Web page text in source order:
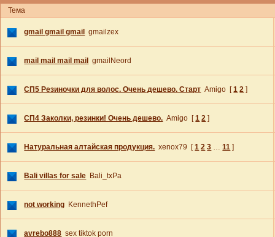
Тема
gmail gmail gmail gmailzex
mail mail mail mail gmailNeord
СП5 Резиночки для волос. Очень дешево. Старт Amigo [ 1 2 ]
СП4 Заколки, резинки! Очень дешево. Amigo [ 1 2 ]
Натуральная алтайская продукция. xenox79 [ 1 2 3 … 11 ]
Bali villas for sale Bali_txPa
not working KennethPef
avrebo888 sex tiktok porn